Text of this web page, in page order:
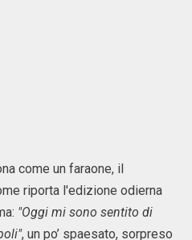
come un faraone, il
riporta l'edizione odierna
"Oggi mi sono sentito di
, un po’ spaesato, sorpreso